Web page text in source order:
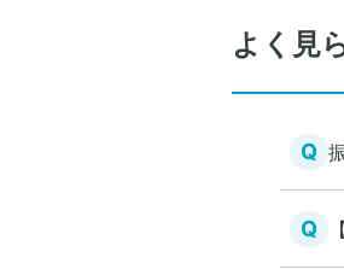
よく見
Q
Q